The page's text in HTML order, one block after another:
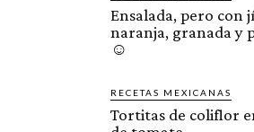
Ensalada, pero con
naranja, granada y
☺️
RECETAS MEXICANAS
Tortitas de coliflor